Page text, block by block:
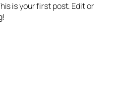
is your first post. Edit or